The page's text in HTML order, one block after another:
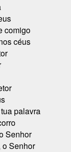
comigo
céus
palavra
Senhor
o Senhor